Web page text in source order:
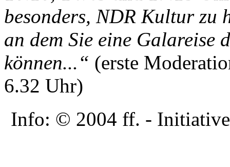
besonders, NDR Kultur zu
an dem Sie eine Galareise
können...“ (erste
6.32 Uhr)
Info: © 2004 ff. -